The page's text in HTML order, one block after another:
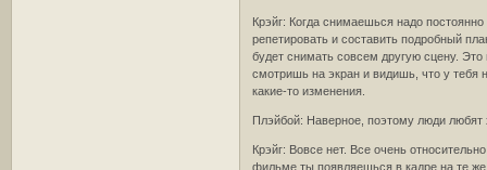
Крэйг: Когда снимаешься надо
репетировать и составить подробный
будет снимать совсем другую сцену.
смотришь на экран и видишь, что у тебя
какие-то изменения.
Плэйбой: Наверное, поэтому люди любят
Крэйг: Вовсе нет. Все очень
фильме ты появляешься в кадре на те же